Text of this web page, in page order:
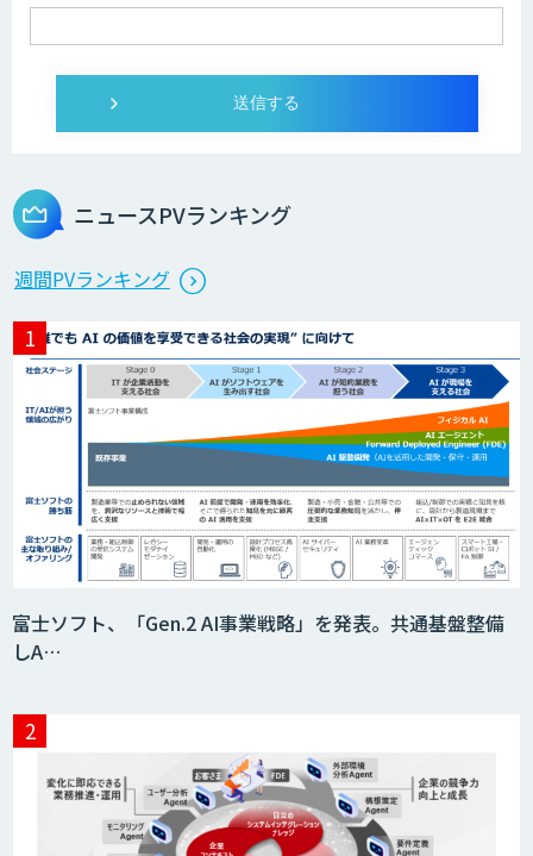
オーダーメイドAI開発
StellaController 2.0
検図・照査AI
積算AI
ローカルLLM×RAG「Cosnex」
生産計画最適化AIソリューション
ニュースPVランキング
週間PVランキング
富士ソフト、「Gen.2 AI事業戦略」を発表。共通基盤整備
しA…